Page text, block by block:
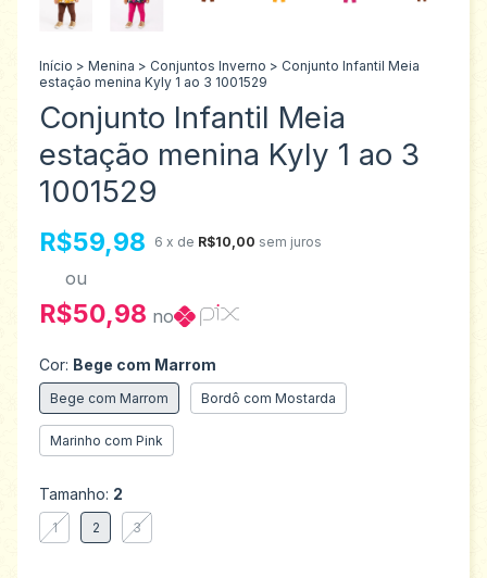
Início > Menina > Conjuntos Inverno > Conjunto Infantil Meia
estação menina Kyly 1 ao 3 1001529
Conjunto Infantil Meia
estação menina Kyly 1 ao 3
1001529
R$59,98 6 x de R$10,00 sem juros
ou
R$50,98 no
Cor: Bege com Marrom
Bege com Marrom Bordô com Mostarda
Marinho com Pink
Tamanho: 2
1 2 3